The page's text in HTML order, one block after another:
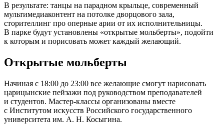
В результате: танцы на парадном крыльце, современный
мультимедиаконтент на потолке дворцового зала,
сторителлинг про оперные арии от их исполнительницы.
В парке будут установлены «открытые мольберты», подойти
к которым и порисовать может каждый желающий.
Открытые мольберты
Начиная с 18:00 до 23:00 все желающие смогут нарисовать
царицынские пейзажи под руководством преподавателей
и студентов. Мастер-классы организованы вместе
с Институтом искусств Российского государственного
университета им. А. Н. Косыгина.